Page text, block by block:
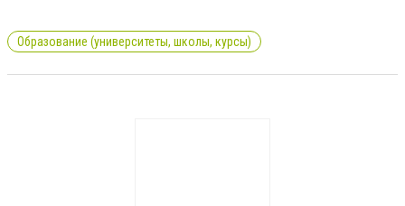
Образование (университеты, школы, курсы)